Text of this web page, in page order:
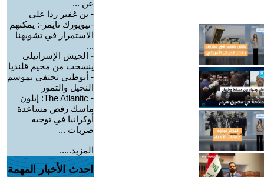
عن ...
- بن غفير ردا على
-نيويورك تايمز-: يمكنهم
الاستمرار في تشويهنا
...
- الجيش الإسرائيلي
ينسحب من مخيم قلنديا
- أبوظبي تحتفي بموسم
النخيل والتمور
-
The Atlantic: إيلون
ماسك رفض مساعدة
أوكرانيا في توجيه
ضربات ...
المزيد.....
احدث الأخبار المهمة